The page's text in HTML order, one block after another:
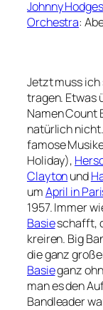
Johnny
Orchestra:
Jetzt muss ich
tragen. Etwas
Namen Count
natürlich
famose
Holiday),
Claytonund
umApril in
1957. Immer
Basieschafft,
kreiren. Big
die ganz
Basieganz
man es den
Bandleader